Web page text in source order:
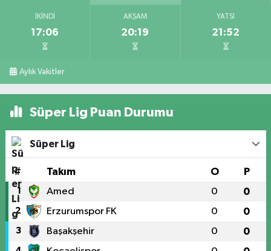
İKINDI
17:06
AKŞAM
20:19
YATSI
21:52
Aylık Vakitler
Süper Lig Puan Durumu
Süper Lig
# Takım O P
1 Amed 0 0
2 Erzurumspor FK 0 0
3 Başakşehir 0 0